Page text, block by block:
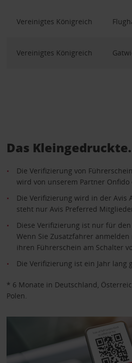
Vereinigtes Königreich
Vereinigtes Königreich
Das Kleingedruckte.
Die Verifizierung von
wird von unserem Partner Onfido
Die Verifizierung wird in der Avis
steht nur Avis Preferred
Diese Verifizierung ist nur für
Wenn Sie Zusatzfahrer
ihren Führerschein am Schalter
Die Verifizierung ist ein Jahr lang
* 6 Monate in Deutschland,
Polen.